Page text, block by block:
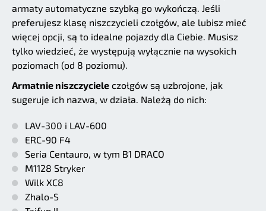
armaty automatyczne szybką go wykończą. Jeśli
preferujesz klasę niszczycieli czołgów, ale lubisz mieć
więcej opcji, są to idealne pojazdy dla Ciebie. Musisz
tylko wiedzieć, że występują wyłącznie na wysokich
poziomach (od 8 poziomu).
Armatnie niszczyciele czołgów są uzbrojone, jak
sugeruje ich nazwa, w działa. Należą do nich:
LAV-300 i LAV-600
ERC-90 F4
Seria Centauro, w tym B1 DRACO
M1128 Stryker
Wilk XC8
Zhalo-S